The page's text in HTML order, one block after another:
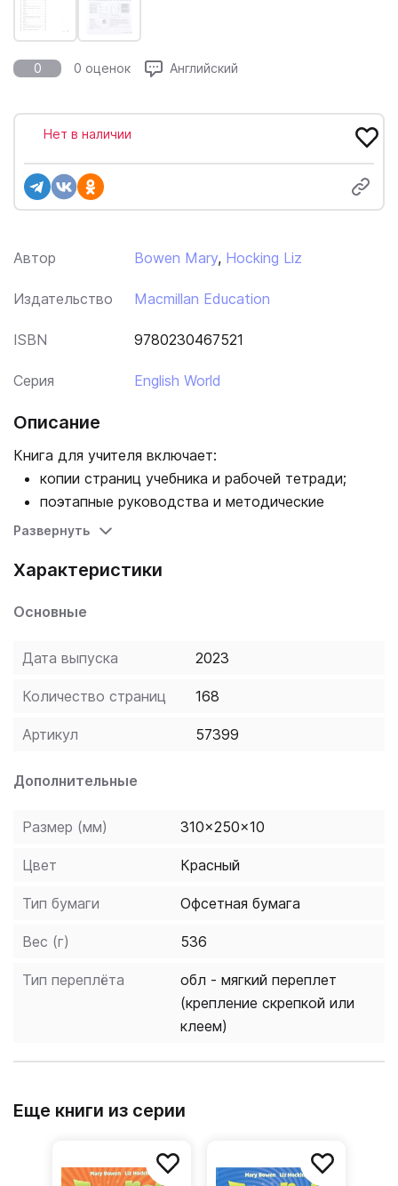
0 0 оценок Английский
Автор Bowen Mary, Hocking Liz
Издательство Macmillan Education
ISBN 9780230467521
Серия English World
Нет в наличии
Описание
Книга для учителя включает:
копии страниц учебника и рабочей тетради;
поэтапные руководства и методические
комментарии к материалам учебника и рабочей
задания к вводным частям уроков;
ответы к упражнениям;
код доступа к Teacher's resource centre
с дидактическими и справочными материалами
и электронной версией учебника.
Развернуть
Характеристики
Основные
Дата выпуска 2023
Количество страниц 168
Артикул 57399
Дополнительные
Размер (мм) 310x250x10
Цвет Красный
Тип бумаги Офсетная бумага
Вес (г) 536
Тип переплёта
обл - мягкий переплет
(крепление скрепкой или
клеем)
Еще книги из серии